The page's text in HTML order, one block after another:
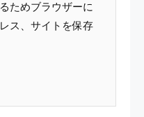
ためブラウザーに
ス、サイトを保存